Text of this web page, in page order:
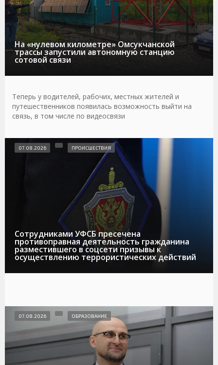
На «нулевом километре» Омсукчанской
трассы запустили автономную станцию
сотовой связи
Теперь у водителей, рабочих, местных жителей и
путешественников появилась возможность выйти на
связь, в том числе по видеосвязи
Сотрудниками УФСБ пресечена
противоправная деятельность гражданина
разместившего в соцсети призывы к
осуществлению террористических действий
07.08.2026 ПРОИСШЕСТВИЯ
07.08.2026 ОБРАЗОВАНИЕ